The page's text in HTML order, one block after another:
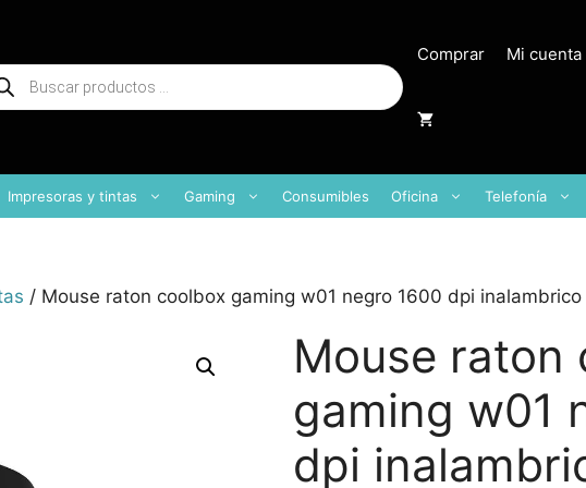
Comprar Mi cuenta
Impresoras y tintas Gaming Consumibles Oficina Telefonía
/ Mouse raton coolbox gaming w01 negro 1600 dpi
Mouse raton
gaming w01
dpi